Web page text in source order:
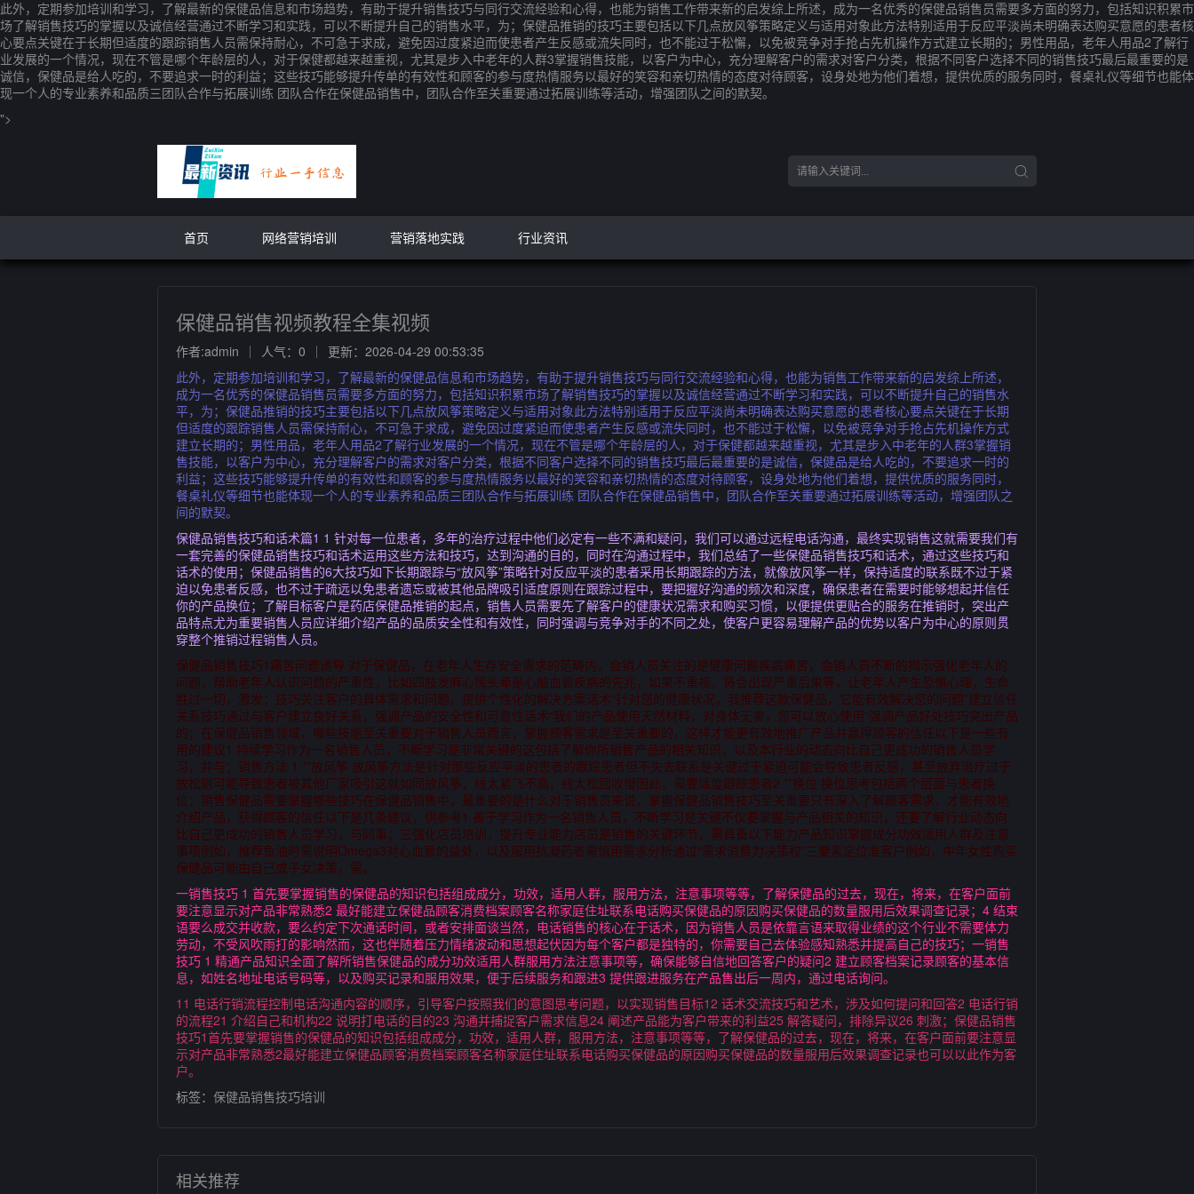
此外，定期参加培训和学习，了解最新的保健品信息和市场趋势，有助于提升销售技巧与同行交流经验和心得，也能为销售工作带来新的启发综上所述，成为一名优秀的保健品销售员需要多方面的努力，包括知识积累市
场了解销售技巧的掌握以及诚信经营通过不断学习和实践，可以不断提升自己的销售水平，为；保健品推销的技巧主要包括以下几点放风筝策略定义与适用对象此方法特别适用于反应平淡尚未明确表达购买意愿的患者核
心要点关键在于长期但适度的跟踪销售人员需保持耐心，不可急于求成，避免因过度紧迫而使患者产生反感或流失同时，也不能过于松懈，以免被竞争对手抢占先机操作方式建立长期的；男性用品，老年人用品2了解行
业发展的一个情况，现在不管是哪个年龄层的人，对于保健都越来越重视，尤其是步入中老年的人群3掌握销售技能，以客户为中心，充分理解客户的需求对客户分类，根据不同客户选择不同的销售技巧最后最重要的是
诚信，保健品是给人吃的，不要追求一时的利益；这些技巧能够提升传单的有效性和顾客的参与度热情服务以最好的笑容和亲切热情的态度对待顾客，设身处地为他们着想，提供优质的服务同时，餐桌礼仪等细节也能体
现一个人的专业素养和品质三团队合作与拓展训练 团队合作在保健品销售中，团队合作至关重要通过拓展训练等活动，增强团队之间的默契。
">
首页 网络营销培训 营销落地实践 行业资讯
保健品销售视频教程全集视频
作者:admin 人气：0
更新：2026-04-29 00:53:35
此外，定期参加培训和学习，了解最新的保健品信息和市场趋势，有助于提升销售技巧与同行交流经验和心得，也能为销售工作带来新的启发综上所述，
成为一名优秀的保健品销售员需要多方面的努力，包括知识积累市场了解销售技巧的掌握以及诚信经营通过不断学习和实践，可以不断提升自己的销售水
平，为；保健品推销的技巧主要包括以下几点放风筝策略定义与适用对象此方法特别适用于反应平淡尚未明确表达购买意愿的患者核心要点关键在于长期
但适度的跟踪销售人员需保持耐心，不可急于求成，避免因过度紧迫而使患者产生反感或流失同时，也不能过于松懈，以免被竞争对手抢占先机操作方式
建立长期的；男性用品，老年人用品2了解行业发展的一个情况，现在不管是哪个年龄层的人，对于保健都越来越重视，尤其是步入中老年的人群3掌握销
售技能，以客户为中心，充分理解客户的需求对客户分类，根据不同客户选择不同的销售技巧最后最重要的是诚信，保健品是给人吃的，不要追求一时的
利益；这些技巧能够提升传单的有效性和顾客的参与度热情服务以最好的笑容和亲切热情的态度对待顾客，设身处地为他们着想，提供优质的服务同时，
餐桌礼仪等细节也能体现一个人的专业素养和品质三团队合作与拓展训练 团队合作在保健品销售中，团队合作至关重要通过拓展训练等活动，增强团队之
间的默契。
保健品销售技巧和话术篇1 1 针对每一位患者，多年的治疗过程中他们必定有一些不满和疑问，我们可以通过远程电话沟通，最终实现销售这就需要我们有
一套完善的保健品销售技巧和话术运用这些方法和技巧，达到沟通的目的，同时在沟通过程中，我们总结了一些保健品销售技巧和话术，通过这些技巧和
话术的使用；保健品销售的6大技巧如下长期跟踪与“放风筝”策略针对反应平淡的患者采用长期跟踪的方法，就像放风筝一样，保持适度的联系既不过于紧
迫以免患者反感，也不过于疏远以免患者遗忘或被其他品牌吸引适度原则在跟踪过程中，要把握好沟通的频次和深度，确保患者在需要时能够想起并信任
你的产品换位；了解目标客户是药店保健品推销的起点，销售人员需要先了解客户的健康状况需求和购买习惯，以便提供更贴合的服务在推销时，突出产
品特点尤为重要销售人员应详细介绍产品的品质安全性和有效性，同时强调与竞争对手的不同之处，使客户更容易理解产品的优势以客户为中心的原则贯
穿整个推销过程销售人员。
保健品销售技巧1痛苦问题诱导 对于保健品，在老年人生存安全需求的范畴内，会销人员关注的是健康问题疾病痛苦，会销人员不断的揭示强化老年人的
问题，帮助老年人认识问题的严重性，比如四肢发麻心慌头晕是心脑血管疾病的先兆，如果不重视，将会出现严重后果等，让老年人产生恐惧心理，生命
胜过一切，激发；技巧关注客户的具体需求和问题，提供个性化的解决方案话术“针对您的健康状况，我推荐这款保健品，它能有效解决您的问题”建立信任
关系技巧通过与客户建立良好关系，强调产品的安全性和可靠性话术“我们的产品使用天然材料，对身体无害，您可以放心使用”强调产品好处技巧突出产品
的；在保健品销售领域，哪些技能至关重要对于销售人员而言，掌握顾客需求是至关重要的，这样才能更有效地推广产品并赢得顾客的信任以下是一些有
用的建议1 持续学习作为一名销售人员，不断学习是非常关键的这包括了解你所销售产品的相关知识，以及本行业的动态向比自己更成功的销售人员学
习，并与；销售方法 1 **放风筝 放风筝方法是针对那些反应平淡的患者的跟踪患者但不失去联系是关键过于紧迫可能会导致患者反感，甚至放弃治疗过于
放松则可能导致患者被其他厂家吸引这就如同放风筝，线太紧飞不高，线太松回收慢因此，需要适度跟踪患者2 **换位 换位思考包括两个层面与患者换
位；销售保健品需要掌握哪些技巧在保健品销售中，最重要的是什么对于销售员来说，掌握保健品销售技巧至关重要只有深入了解顾客需求，才能有效地
介绍产品，获得顾客的信任以下是几条建议，供参考1 善于学习作为一名销售人员，不断学习是关键不仅要掌握与产品相关的知识，还要了解行业动态向
比自己更成功的销售人员学习，与同事；三强化店员培训，提升专业能力店员是销售的关键环节，需具备以下能力产品知识掌握成分功效适用人群及注意
事项例如，推荐鱼油时需说明Omega3对心血管的益处，以及服用抗凝药者需慎用需求分析通过“需求消费力决策权”三要素定位准客户例如，中年女性购买
保健品可能由自己或子女决策，需。
一销售技巧 1 首先要掌握销售的保健品的知识包括组成成分，功效，适用人群，服用方法，注意事项等等，了解保健品的过去，现在，将来，在客户面前
要注意显示对产品非常熟悉2 最好能建立保健品顾客消费档案顾客名称家庭住址联系电话购买保健品的原因购买保健品的数量服用后效果调查记录；4 结束
语要么成交并收款，要么约定下次通话时间，或者安排面谈当然，电话销售的核心在于话术，因为销售人员是依靠言语来取得业绩的这个行业不需要体力
劳动，不受风吹雨打的影响然而，这也伴随着压力情绪波动和思想起伏因为每个客户都是独特的，你需要自己去体验感知熟悉并提高自己的技巧；一销售
技巧 1 精通产品知识全面了解所销售保健品的成分功效适用人群服用方法注意事项等，确保能够自信地回答客户的疑问2 建立顾客档案记录顾客的基本信
息，如姓名地址电话号码等，以及购买记录和服用效果，便于后续服务和跟进3 提供跟进服务在产品售出后一周内，通过电话询问。
11 电话行销流程控制电话沟通内容的顺序，引导客户按照我们的意图思考问题，以实现销售目标12 话术交流技巧和艺术，涉及如何提问和回答2 电话行销
的流程21 介绍自己和机构22 说明打电话的目的23 沟通并捕捉客户需求信息24 阐述产品能为客户带来的利益25 解答疑问，排除异议26 刺激；保健品销售
技巧1首先要掌握销售的保健品的知识包括组成成分，功效，适用人群，服用方法，注意事项等等，了解保健品的过去，现在，将来，在客户面前要注意显
示对产品非常熟悉2最好能建立保健品顾客消费档案顾客名称家庭住址联系电话购买保健品的原因购买保健品的数量服用后效果调查记录也可以以此作为客
户。
标签： 保健品销售技巧培训
相关推荐